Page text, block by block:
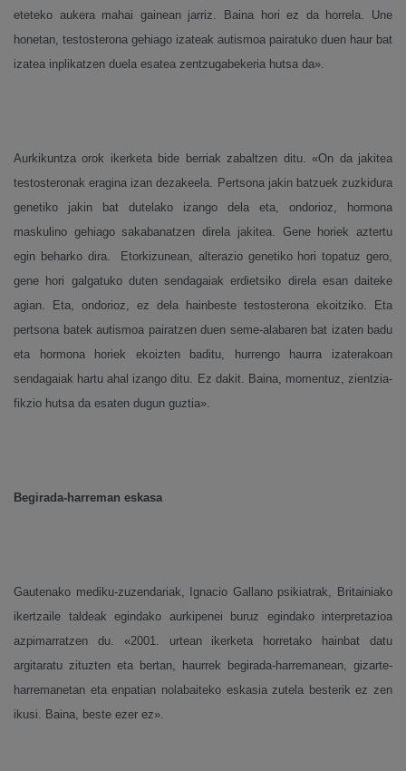
eteteko aukera mahai gainean jarriz. Baina hori ez da horrela.
Une
honetan, testosterona gehiago izateak autismoa pairatuko duen haur bat
izatea inplikatzen duela esatea zentzugabekeria hutsa da».
Aurkikuntza orok ikerketa bide berriak zabaltzen ditu. «On da jakitea
testosteronak eragina izan dezakeela. Pertsona jakin batzuek zuzkidura
genetiko jakin bat dutelako izango dela eta, ondorioz, hormona
maskulino gehiago sakabanatzen direla jakitea. Gene horiek aztertu
egin beharko dira.
Etorkizunean, alterazio genetiko hori topatuz gero,
gene hori galgatuko duten sendagaiak erdietsiko direla esan daiteke
agian. Eta, ondorioz, ez dela hainbeste testosterona ekoitziko. Eta
pertsona batek autismoa pairatzen duen seme-alabaren bat izaten badu
eta hormona horiek ekoizten baditu, hurrengo haurra izaterakoan
sendagaiak hartu ahal izango ditu. Ez dakit. Baina, momentuz, zientzia-
fikzio hutsa da esaten dugun guztia».
Begirada-harreman eskasa
Gautenako mediku-zuzendariak, Ignacio Gallano psikiatrak, Britainiako
ikertzaile taldeak egindako aurkipenei buruz egindako interpretazioa
azpimarratzen du. «2001. urtean ikerketa horretako hainbat datu
argitaratu zituzten eta bertan, haurrek begirada-harremanean, gizarte-
harremanetan eta enpatian nolabaiteko eskasia zutela besterik ez zen
ikusi. Baina, beste ezer ez».